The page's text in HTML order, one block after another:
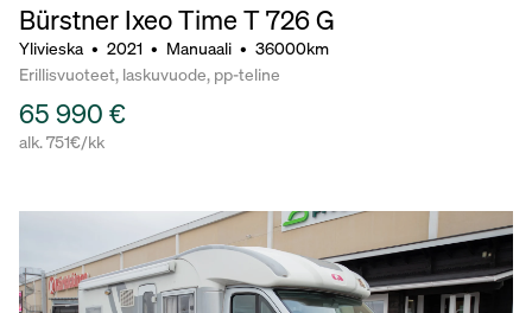
Bürstner Ixeo Time T 726 G
Ylivieska • 2021 • Manuaali • 36000km
Erillisvuoteet, laskuvuode, pp-teline
65 990 €
alk. 751€/kk